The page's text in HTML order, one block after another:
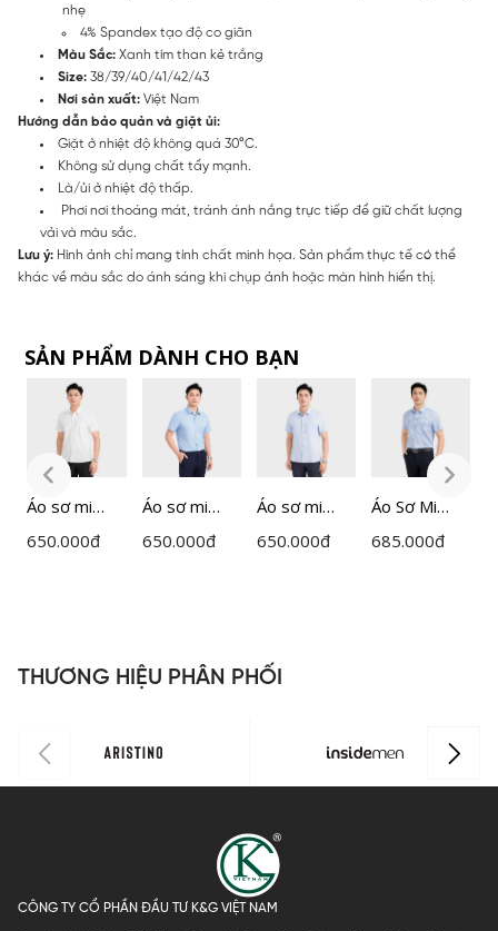
nhẹ
4% Spandex tạo độ co giãn
Màu Sắc: Xanh tím than kẻ trắng
Size: 38/39/40/41/42/43
Nơi sản xuất: Việt Nam
Hướng dẫn bảo quản và giặt ủi:
Giặt ở nhiệt độ không quá 30°C.
Không sử dụng chất tẩy mạnh.
Là/ủi ở nhiệt độ thấp.
Phơi nơi thoáng mát, tránh ánh nắng trực tiếp để giữ chất lượng
vải và màu sắc.
Lưu ý: Hình ảnh chỉ mang tính chất minh họa. Sản phẩm thực tế có thể
khác về màu sắc do ánh sáng khi chụp ảnh hoặc màn hình hiển thị.
SẢN PHẨM DÀNH CHO BẠN
Áo sơ mi
ngắn tay
0
650.000đ
Áo sơ mi
ngắn tay
0
650.000đ
Áo sơ mi
ngắn tay
0
650.000đ
Áo Sơ Mi
Nam Kẻ
685.000đ
THƯƠNG HIỆU PHÂN PHỐI
CÔNG TY CỔ PHẦN ĐẦU TƯ K&G VIỆT NAM